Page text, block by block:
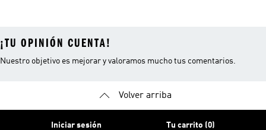
¡TU OPINIÓN CUENTA!
Nuestro objetivo es mejorar y valoramos mucho tus comentarios.
Volver arriba
Iniciar sesión Tu carrito (0)